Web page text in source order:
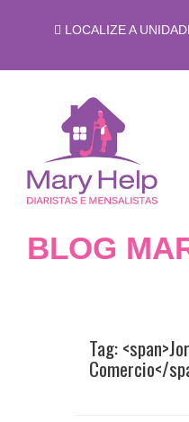
LOCALIZE A
BLOG
Tag:
Comercio</